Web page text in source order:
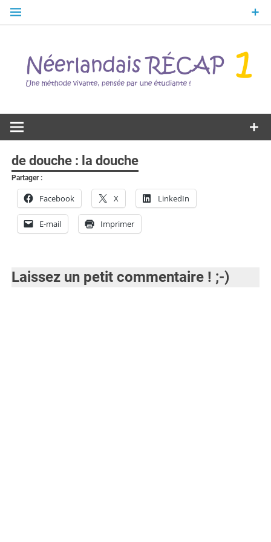
Skip
Néerlandais
RÉCAP 1
de douche : la douche
Partager :
Facebook X LinkedIn
E-mail Imprimer
Laissez un petit commentaire ! ;-)